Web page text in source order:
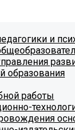
и
образования
работы